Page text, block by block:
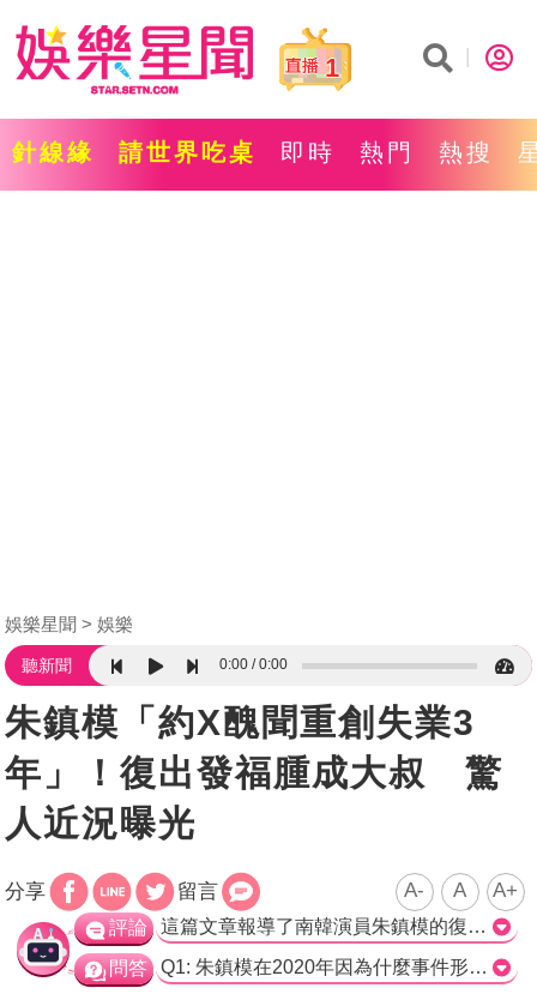
1
針線緣 請世界吃桌 即時 熱門 熱搜
娛樂星聞 娛樂
聽新聞 0:00 0:00
朱鎮模「約X醜聞重創失業3
年」！復出發福腫成大叔 驚
人近況曝光
分享 留言 A- A A+
評論 這篇文章報導了南韓演員朱鎮模的復出消息，他曾因被指涉及約X醜聞而引起巨大風波，陷入三年的低迷期。不過，朱鎮模現在將在節目《食客許英萬的白飯紀行》中露面，這也是他五年來的首次出現。根據報導和影片片段可以看出，他將分享這幾年的故事，并表達對妻子的感謝之情。一些觀眾對他的復出表示期待，但也有人注意到他似乎有些發福。 文章以客觀的角度介紹了朱鎮模的復出情況，報導了他遭受的風波以及近期的動向。值得肯定的是，朱鎮模能夠恢復演藝事業並重返螢光幕前，對他來說是一個很大的挑戰。他將在節目中分享這幾年的經歷，這將對他的形象和事業產生很大的影響。 另外，文章也提到了有些觀眾關注朱鎮模的發福情況。作為一位演員，外貌在某種程度上是他個人形象的一部分。然而，對於一個三年多未亮相的演員來說，可能有一些身材或外貌上的改變是正常的。重要的是他在節目中的表現和故事，而不是他的外貌。 總之，朱鎮模的復出消息引起了人們的關注，這次參加《食客許英萬的白飯紀行》節目將是他重返演藝圈的重要一步。對於觀眾來說，期待他能夠展現出自己的實力和魅力，用作品說話。>
問答 Q1: 朱鎮模在2020年因為什麼事件形象遭受重創？ A) 約會醜聞 B) 經濟詐騙案 C) 藥物濫用 D) 酒醉鬧事 正確答案：A) 約會醜聞 Q2: 朱鎮模在何時確定以節目《食客許英萬的白飯紀行》回歸演藝圈？ A) 2020年 B) 2019年 C) 2018年 D) 2017年 正確答案：A) 2020年 Q3: 朱鎮模在回歸演藝圈的節目中，將會做什麼事情？ A) 分享這幾年的故事 B) 公開揭露圈中黑幕 C) 批評同行演員 D) 宣傳自己的新電影 正確答案：A) 分享這幾年的故事